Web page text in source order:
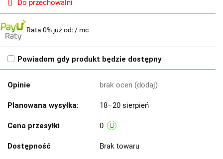
Do przechowalni
Rata 0% już od: / mc
Powiadom gdy produkt będzie dostępny
Opinie brak ocen (dodaj)
Planowana wysyłka: 18–20 sierpień
Cena przesyłki 0
Dostępność Brak towaru